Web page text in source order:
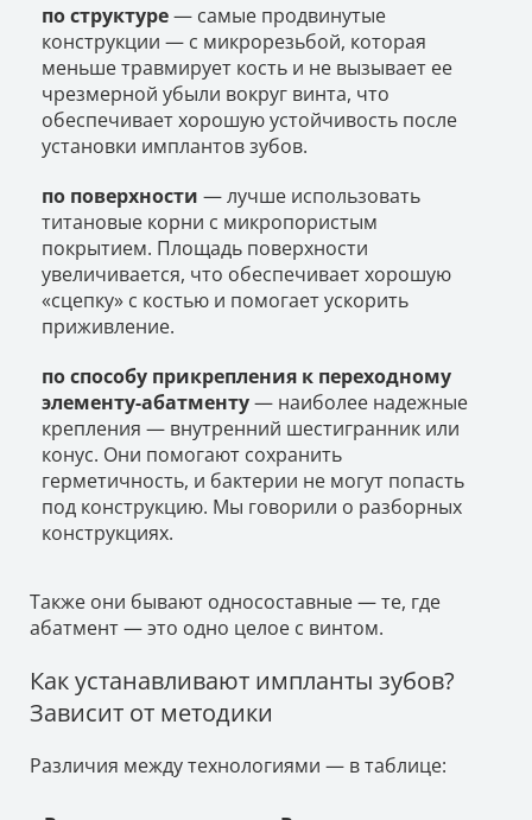
по структуре— самые продвинутые
конструкции — с микрорезьбой, которая
меньше травмирует кость и не вызывает ее
чрезмерной убыли вокруг винта, что
обеспечивает хорошую устойчивость после
установки имплантов зубов.
по поверхности — лучше использовать
титановые корни с микропористым
покрытием. Площадь поверхности
увеличивается, что обеспечивает хорошую
«сцепку» с костью и помогает ускорить
приживление.
по способу прикрепления к переходному
элементу-абатменту— наиболее надежные
крепления — внутренний шестигранник или
конус. Они помогают сохранить
герметичность, и бактерии не могут попасть
под конструкцию. Мы говорили о разборных
конструкциях.
Также они бывают односоставные — те, где
абатмент — это одно целое с винтом.
Как устанавливают импланты зубов?
Зависит от методики
Различия между технологиями — в таблице: